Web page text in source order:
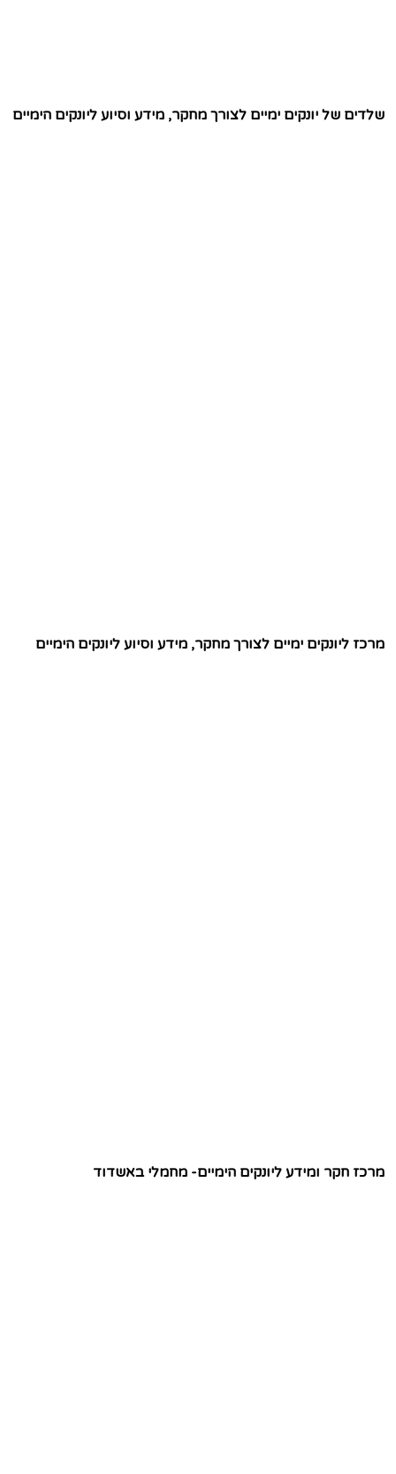
שלדים של יונקים ימיים לצורך מחקר, מידע וסיוע ליונקים הימיים
מרכז ליונקים ימיים לצורך מחקר, מידע וסיוע ליונקים הימיים
מרכז חקר ומידע ליונקים הימיים- מחמלי באשדוד